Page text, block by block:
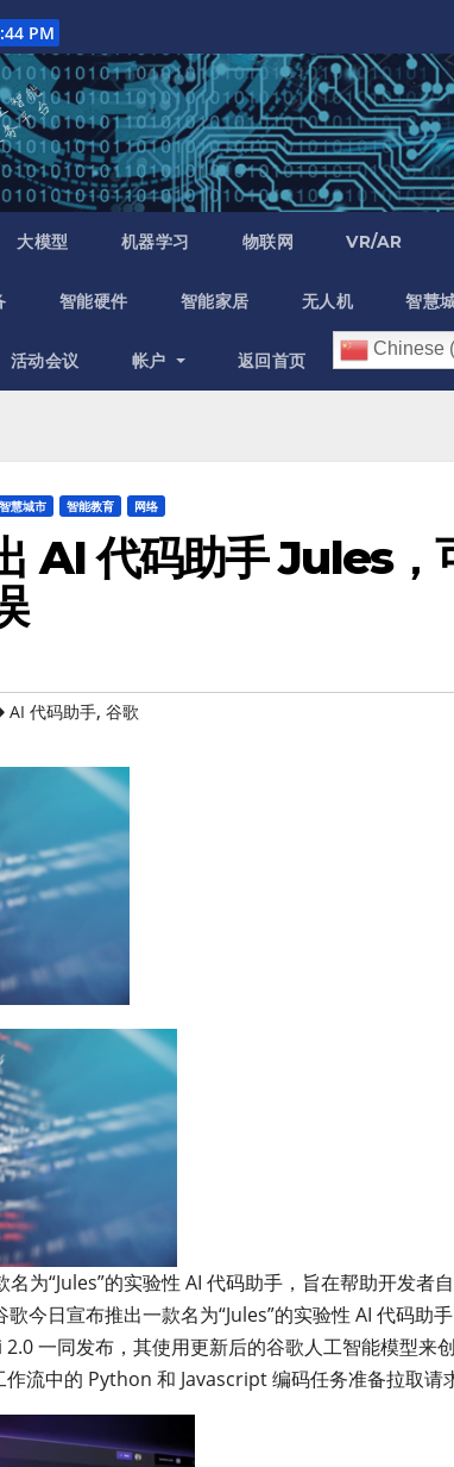
PM
大模型 机器学习 物联网 VR/AR
智能硬件 智能家居 无人机 智慧
活动会议 帐户 返回首页
Chinese
智慧城市 智能教育 网络
AI 代码助手 Jules，
AI 代码助手, 谷歌
为“Jules”的实验性 AI 代码助手，旨在帮助开发者自
歌今日宣布推出一款名为“Jules”的实验性 AI 代码助
一同发布，其使用更新后的谷歌人工智能模型来
流中的 Python 和 Javascript 编码任务准备拉取请求